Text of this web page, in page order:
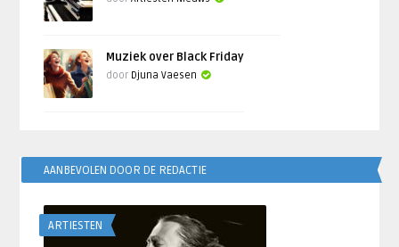
Muziek over Black Friday
door Djuna Vaesen
AANBEVOLEN DOOR DE REDACTIE
ARTIESTEN